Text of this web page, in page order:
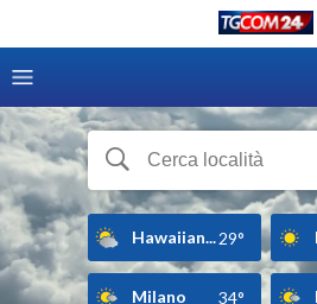
Hawaiian...29°
Milano 34°